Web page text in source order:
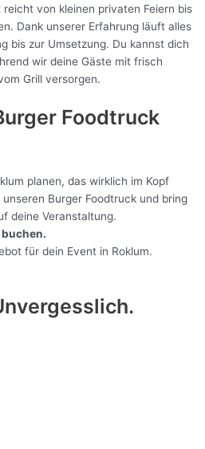
von kleinen privaten Feiern bis
Dank unserer Erfahrung läuft alles
bis zur Umsetzung. Du kannst dich
wir deine Gäste mit frisch
Grill versorgen.
Foodtruck
planen, das wirklich im Kopf
Burger Foodtruck und bring
deine Veranstaltung.
für dein Event in Roklum.